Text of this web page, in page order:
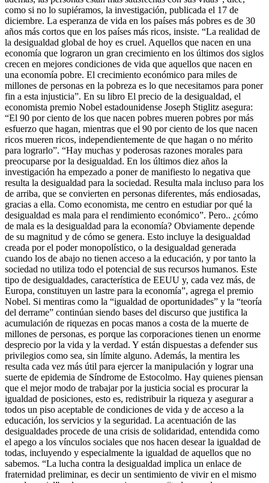
como si no lo supiéramos, la investigación, publicada el 17 de
diciembre. La esperanza de vida en los países más pobres es de 30
años más cortos que en los países más ricos, insiste. “La realidad de
la desigualdad global de hoy es cruel. Aquellos que nacen en una
economía que lograron un gran crecimiento en los últimos dos siglos
crecen en mejores condiciones de vida que aquellos que nacen en
una economía pobre. El crecimiento económico para miles de
millones de personas en la pobreza es lo que necesitamos para poner
fin a esta injusticia”. En su libro El precio de la desigualdad, el
economista premio Nobel estadounidense Joseph Stiglitz asegura:
“El 90 por ciento de los que nacen pobres mueren pobres por más
esfuerzo que hagan, mientras que el 90 por ciento de los que nacen
ricos mueren ricos, independientemente de que hagan o no mérito
para lograrlo”. “Hay muchas y poderosas razones morales para
preocuparse por la desigualdad. En los últimos diez años la
investigación ha empezado a poner de manifiesto lo negativa que
resulta la desigualdad para la sociedad. Resulta mala incluso para los
de arriba, que se convierten en personas diferentes, más endiosadas,
gracias a ella. Como economista, me centro en estudiar por qué la
desigualdad es mala para el rendimiento económico”. Pero.. ¿cómo
de mala es la desigualdad para la economía? Obviamente depende
de su magnitud y de cómo se genera. Esto incluye la desigualdad
creada por el poder monopolístico, o la desigualdad generada
cuando los de abajo no tienen acceso a la educación, y por tanto la
sociedad no utiliza todo el potencial de sus recursos humanos. Este
tipo de desigualdades, característica de EEUU y, cada vez más, de
Europa, constituyen un lastre para la economía”, agrega el premio
Nobel. Si mentiras como la “igualdad de oportunidades” y la “teoría
del derrame” continúan siendo bases del discurso que justifica la
acumulación de riquezas en pocas manos a costa de la muerte de
millones de personas, es porque las corporaciones tienen un enorme
desprecio por la vida y la verdad. Y están dispuestas a defender sus
privilegios como sea, sin límite alguno. Además, la mentira les
resulta cada vez más útil para ejercer la manipulación y lograr una
suerte de epidemia de Síndrome de Estocolmo. Hay quienes piensan
que el mejor modo de trabajar por la justicia social es procurar la
igualdad de posiciones, esto es, redistribuir la riqueza y asegurar a
todos un piso aceptable de condiciones de vida y de acceso a la
educación, los servicios y la seguridad. La acentuación de las
desigualdades procede de una crisis de solidaridad, entendida como
el apego a los vínculos sociales que nos hacen desear la igualdad de
todas, incluyendo y especialmente la igualdad de aquellos que no
sabemos. “La lucha contra la desigualdad implica un enlace de
fraternidad preliminar, es decir un sentimiento de vivir en el mismo